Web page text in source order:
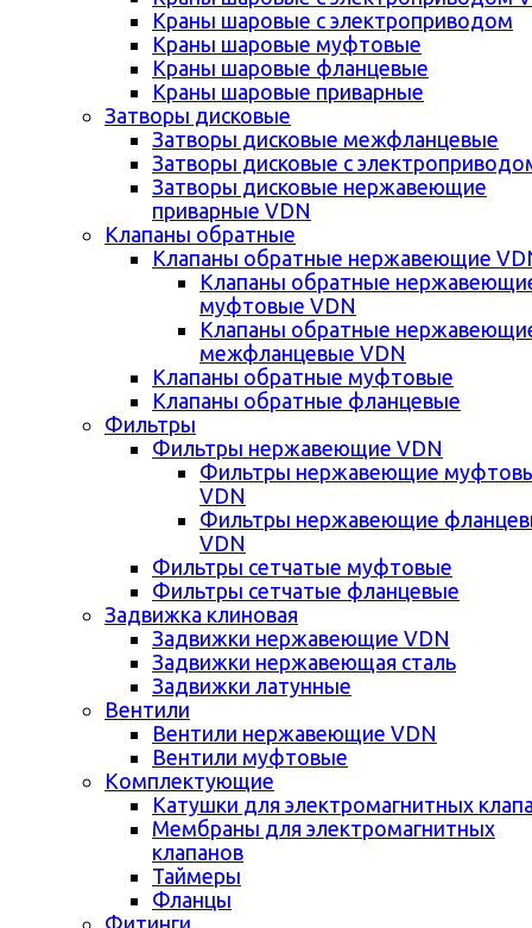
Краны шаровые с электроприводом
Краны шаровые муфтовые
Краны шаровые фланцевые
Краны шаровые приварные
Затворы дисковые
Затворы дисковые межфланцевые
Затворы дисковые с
Затворы дисковые нержавеющие
приварные VDN
Клапаны обратные
Клапаны обратные нержавеющие
Клапаны обратные
муфтовые VDN
Клапаны обратные
межфланцевые VDN
Клапаны обратные муфтовые
Клапаны обратные фланцевые
Фильтры
Фильтры нержавеющие VDN
Фильтры нержавеющие
VDN
Фильтры нержавеющие
VDN
Фильтры сетчатые муфтовые
Фильтры сетчатые фланцевые
Задвижка клиновая
Задвижки нержавеющие VDN
Задвижки нержавеющая сталь
Задвижки латунные
Вентили
Вентили нержавеющие VDN
Вентили муфтовые
Комплектующие
Катушки для электромагнитных
Мембраны для электромагнитных
клапанов
Таймеры
Фланцы
Фитинги